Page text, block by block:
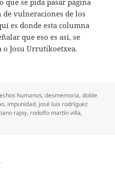
que se pida pasar página
de vulneraciones de los
es donde esta columna
que eso es así, se
Josu Urrutikoetxea.
humanos,desmemoria,doble
, impunidad, josé luis rodríguez
rajoy, rodolfo martín villa,